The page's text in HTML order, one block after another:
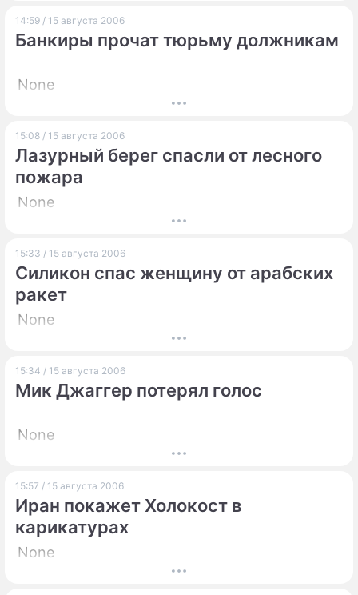
14:59 / 15 августа 2006
Банкиры прочат тюрьму должникам
None
15:08 / 15 августа 2006
Лазурный берег спасли от лесного
пожара
None
15:33 / 15 августа 2006
Силикон спас женщину от арабских
ракет
None
15:34 / 15 августа 2006
Мик Джаггер потерял голос
None
15:57 / 15 августа 2006
Иран покажет Холокост в
карикатурах
None